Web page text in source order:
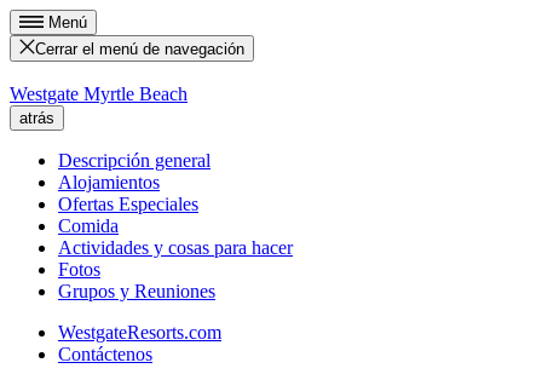
Menú
Cerrar el menú de navegación
Westgate Myrtle Beach
atrás
Descripción general
Alojamientos
Ofertas Especiales
Comida
Actividades y cosas para hacer
Fotos
Grupos y Reuniones
WestgateResorts.com
Contáctenos